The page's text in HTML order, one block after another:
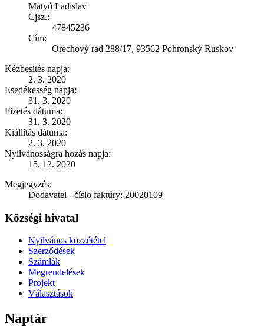
Matyó Ladislav
Cjsz.:
47845236
Cím:
Orechový rad 288/17, 93562 Pohronský Ruskov
Kézbesítés napja:
2. 3. 2020
Esedékesség napja:
31. 3. 2020
Fizetés dátuma:
31. 3. 2020
Kiállítás dátuma:
2. 3. 2020
Nyilvánosságra hozás napja:
15. 12. 2020
Megjegyzés:
Dodavatel - číslo faktúry: 20020109
Községi hivatal
Nyilvános közzététel
Szerződések
Számlák
Megrendelések
Projekt
Választások
Naptár